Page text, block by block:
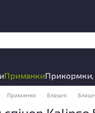
ПриманкиПрикормки,
Приманки Блешні